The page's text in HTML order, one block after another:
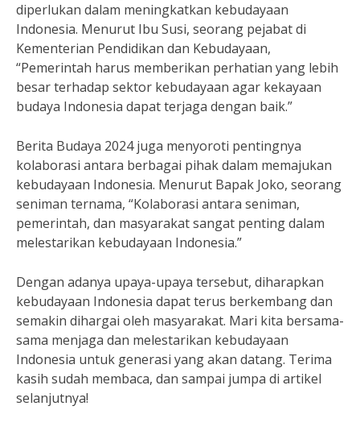
diperlukan dalam meningkatkan kebudayaan
Indonesia. Menurut Ibu Susi, seorang pejabat di
Kementerian Pendidikan dan Kebudayaan,
“Pemerintah harus memberikan perhatian yang lebih
besar terhadap sektor kebudayaan agar kekayaan
budaya Indonesia dapat terjaga dengan baik.”
Berita Budaya 2024 juga menyoroti pentingnya
kolaborasi antara berbagai pihak dalam memajukan
kebudayaan Indonesia. Menurut Bapak Joko, seorang
seniman ternama, “Kolaborasi antara seniman,
pemerintah, dan masyarakat sangat penting dalam
melestarikan kebudayaan Indonesia.”
Dengan adanya upaya-upaya tersebut, diharapkan
kebudayaan Indonesia dapat terus berkembang dan
semakin dihargai oleh masyarakat. Mari kita bersama-
sama menjaga dan melestarikan kebudayaan
Indonesia untuk generasi yang akan datang. Terima
kasih sudah membaca, dan sampai jumpa di artikel
selanjutnya!